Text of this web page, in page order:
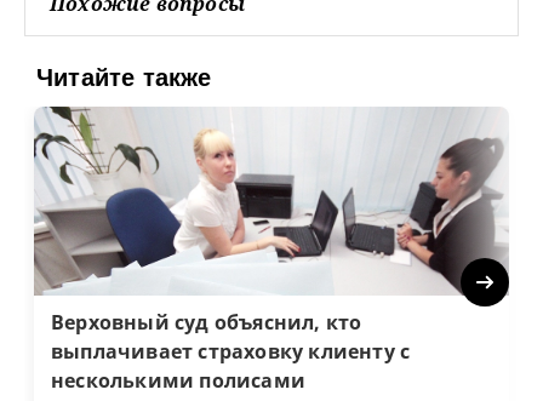
Читайте также
Верховный суд объяснил, кто
выплачивает страховку клиенту с
несколькими полисами
Next